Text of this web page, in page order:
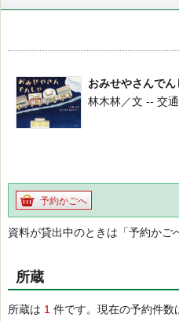
おみせやさんでん
林木林／文 -- 交
予約かごへ
資料が貸出中のときは「予約かご
所蔵
所蔵は 1 件です。現在の予約件数